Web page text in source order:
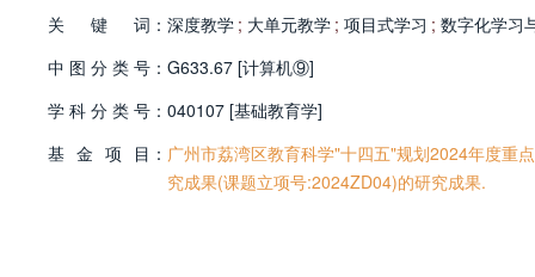
关
键 词： 深度教学 ; 大单元教学 ; 项目式学习 ; 数字化学习
中 图 分 类 号： G633.67 [计算机⑨]
学 科 分 类 号： 040107 [基础教育学]
基 金 项 目： 广州市荔湾区教育科学"十四五"规划2024年度重
究成果(课题立项号:2024ZD04)的研究成果.